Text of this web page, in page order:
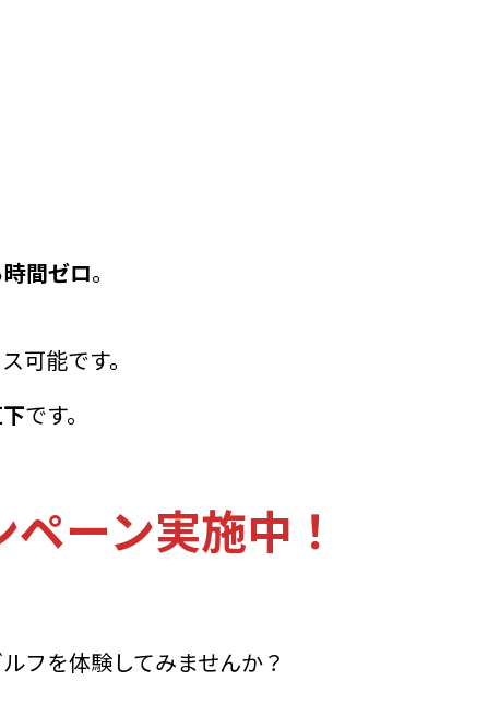
間ゼロ。
可能です。
です。
ーン実施中！
フを体験してみませんか？